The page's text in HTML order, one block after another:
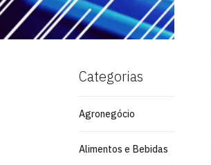
Categorias
Agronegócio
Alimentos e Bebidas